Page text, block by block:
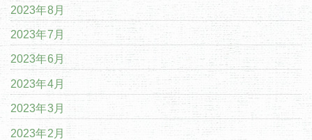
2023年8月
2023年7月
2023年6月
2023年4月
2023年3月
2023年2月